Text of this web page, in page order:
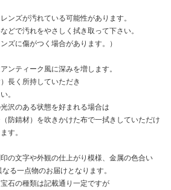
ンズが汚れている可能性があります。
どで汚れをやさしく拭き取って下さい。
ズに傷がつく場合があります。）
ンティーク風に深みを増します。
長く所持していただき
。
沢のある状態を好まれる場合は
防錆材）を吹きかけた布で一拭きしていただけ
す。
の文字や外観の仕上がり模様、金属の色合い
る一点物のお届けとなります。
石の種類は記載通り一定ですが